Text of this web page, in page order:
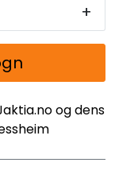
+
og dens